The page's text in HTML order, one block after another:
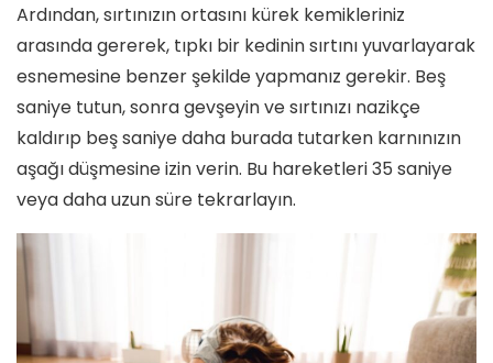
Ardından, sırtınızın ortasını kürek kemikleriniz
arasında gererek, tıpkı bir kedinin sırtını yuvarlayarak
esnemesine benzer şekilde yapmanız gerekir. Beş
saniye tutun, sonra gevşeyin ve sırtınızı nazikçe
kaldırıp beş saniye daha burada tutarken karnınızın
aşağı düşmesine izin verin. Bu hareketleri 35 saniye
veya daha uzun süre tekrarlayın.